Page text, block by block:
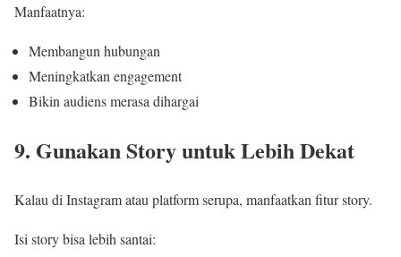
Manfaatnya:
Membangun hubungan
Meningkatkan engagement
Bikin audiens merasa dihargai
9. Gunakan Story untuk Lebih Dekat
Kalau di Instagram atau platform serupa, manfaatkan fitur story.
Isi story bisa lebih santai: